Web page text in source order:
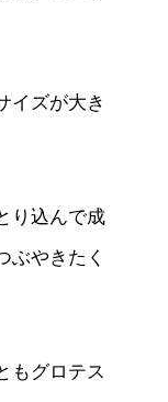
イズが大き
り込んで成
やきたく
もグロテス